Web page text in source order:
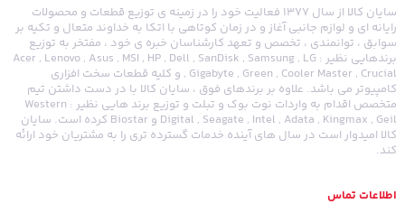
سایان کالا از سال 1377 فعالیت خود را در زمینه ی توزیع قطعات و محصولات
رایانه ای و لوازم جانبی آغاز و در زمان کوتاهی با اتکا به خداوند متعال و تکیه بر
سوابق ، توانمندی ، تخصص و تعهد کارشناسان خبره ی خود ، مفتخر به توزیع
برندهایی نظیر : Acer , Lenovo , Asus , MSI , HP , Dell , SanDisk , Samsung , LG
, Gigabyte , Green , Cooler Master , Crucial و کلیه قطعات سخت افزاری
کامپیوتر می باشد. علاوه بر برندهای فوق ، سایان کالا با در دست داشتن تیم
متخصص اقدام به واردات نوت بوک و تبلت و توزیع برند هایی نظیر : Western
Digital , Seagate , Intel , Adata , Kingmax , Geil و Biostar کرده است. سایان
کالا امیدوار است در سال های آینده خدمات گسترده تری را به مشتریان خود ارائه
کند.
اطلاعات تماس